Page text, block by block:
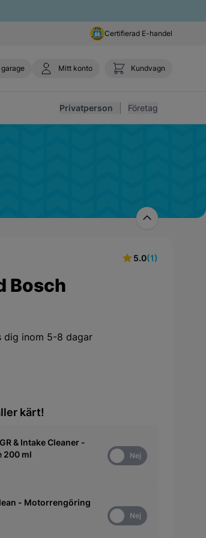
Certifierad E-handel
Mitt konto Kundvagn
Privatperson Företag
5.0(1)
Bosch
dig inom 5-8 dagar
kärt!
& Intake Cleaner -
200 ml
Nej
- Motorrengöring
Nej